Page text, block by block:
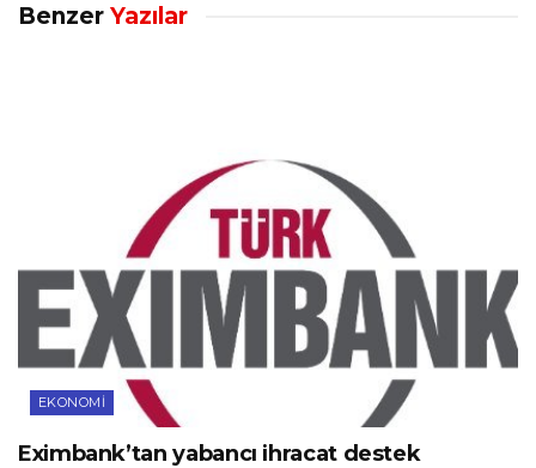
Benzer Yazılar
EKONOMI
Eximbank’tan yabancı ihracat destek